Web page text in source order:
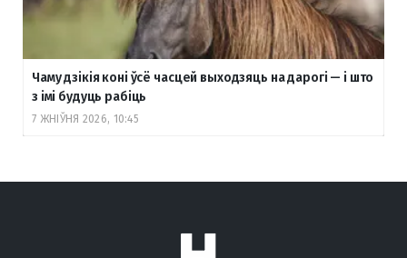
Чаму дзікія коні ўсё часцей выходзяць на дарогі — і што
з імі будуць рабіць
7 ЖНІЎНЯ 2026, 10:45